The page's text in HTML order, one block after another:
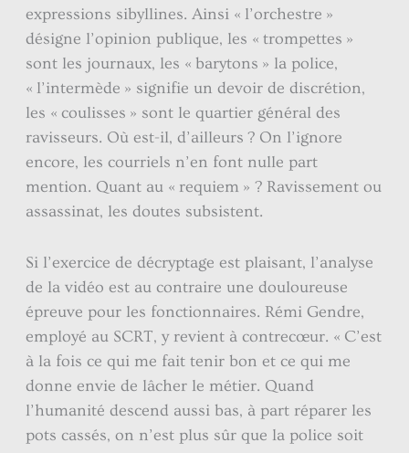
expressions sibyllines. Ainsi « l’orchestre »
désigne l’opinion publique, les « trompettes »
sont les journaux, les « barytons » la police,
« l’intermède » signifie un devoir de discrétion,
les « coulisses » sont le quartier général des
ravisseurs. Où est-il, d’ailleurs ? On l’ignore
encore, les courriels n’en font nulle part
mention. Quant au « requiem » ? Ravissement ou
assassinat, les doutes subsistent.
Si l’exercice de décryptage est plaisant, l’analyse
de la vidéo est au contraire une douloureuse
épreuve pour les fonctionnaires. Rémi Gendre,
employé au SCRT, y revient à contrecœur. « C’est
à la fois ce qui me fait tenir bon et ce qui me
donne envie de lâcher le métier. Quand
l’humanité descend aussi bas, à part réparer les
pots cassés, on n’est plus sûr que la police soit